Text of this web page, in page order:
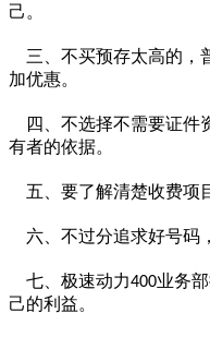
己。
三、不买预存太高的，
加优惠。
四、不选择不需要证件
有者的依据。
五、要了解清楚收费项
六、不过分追求好号码
七、极速动力400业务
己的利益。